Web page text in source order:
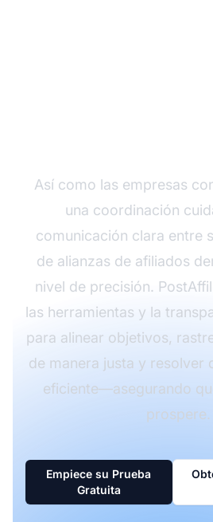
Así como las empresas
una coordinación
comunicación clara entre
de alianzas de afiliados
nivel de precisión.
las herramientas y la
para alinear objetivos,
de manera justa y resolver
eficiente—asegurando
prospere.
Empiece su Prueba
Gratuita